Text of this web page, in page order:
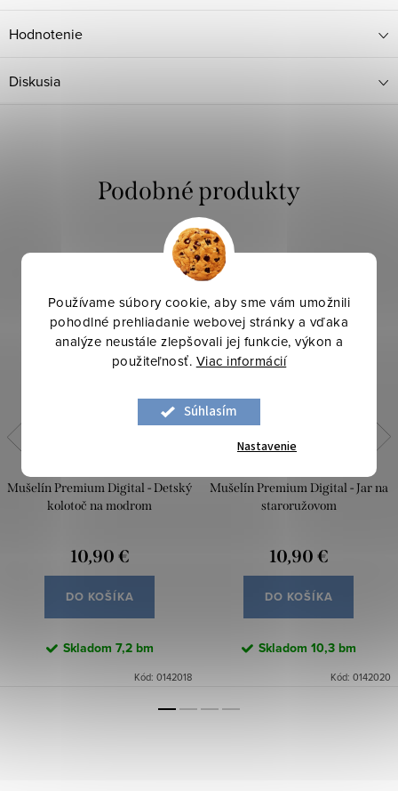
Používame súbory cookie, aby sme vám umožnili
pohodlné prehliadanie webovej stránky a vďaka
analýze neustále zlepšovali jej funkcie, výkon a
použiteľnosť. Viac informácií
Súhlasím
Nastavenie
Hodnotenie
Diskusia
Mušelín Premium Digital - Detský
kolotoč na modrom
10,90 €
DO KOŠÍKA
Skladom 7,2 bm
Kód: 0142018
Mušelín Premium Digital - Jar na
staroružovom
10,90 €
DO KOŠÍKA
Skladom 10,3 bm
Kód: 0142020